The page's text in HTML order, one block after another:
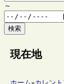
～
検索
現在地